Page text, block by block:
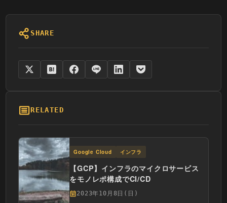
SHARE
RELATED
Google Cloud インフラ
【GCP】インフラのマイクロサービス
をモノレポ構成でCI/CD
2023年10月8日(日)